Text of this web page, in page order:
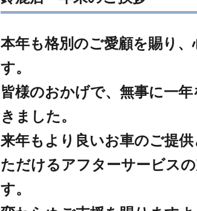
本年も格別のご愛顧を賜り、
す。
皆様のおかげで、無事に一
きました。
来年もより良いお車のご提
ただけるアフターサービス
す。